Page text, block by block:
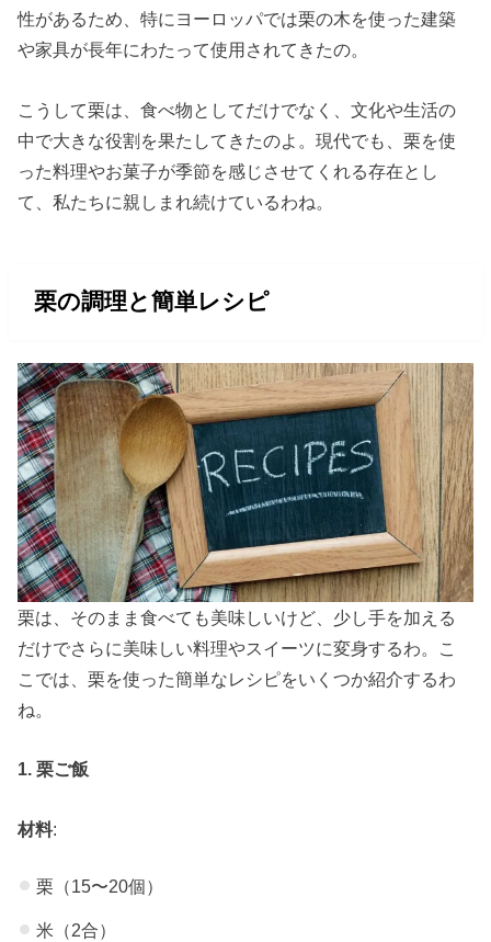
性があるため、特にヨーロッパでは栗の木を使った建築
や家具が長年にわたって使用されてきたの。
こうして栗は、食べ物としてだけでなく、文化や生活の
中で大きな役割を果たしてきたのよ。現代でも、栗を使
った料理やお菓子が季節を感じさせてくれる存在とし
て、私たちに親しまれ続けているわね。
栗の調理と簡単レシピ
栗は、そのまま食べても美味しいけど、少し手を加える
だけでさらに美味しい料理やスイーツに変身するわ。こ
こでは、栗を使った簡単なレシピをいくつか紹介するわ
ね。
1. 栗ご飯
材料:
栗（15〜20個）
米（2合）